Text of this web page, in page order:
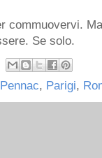
commuovervi.
Se solo.
, Parigi,